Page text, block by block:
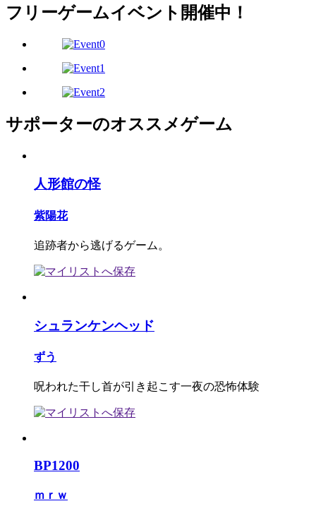
フリーゲームイベント開催中！
サポーターのオススメゲーム
人形館の怪
紫陽花
追跡者から逃げるゲーム。
シュランケンヘッド
ずう
呪われた干し首が引き起こす一夜の恐怖体験
BP1200
ｍｒｗ